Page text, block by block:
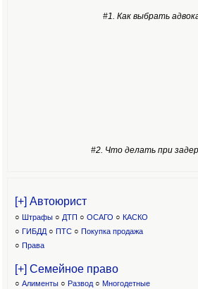
#1. Как выбрать
#2. Что делать при
[+] Автоюрист
○ Штрафы ○ ДТП ○ ОСАГО ○ КАСКО
○ ГИБДД ○ ПТС ○ Покупка продажа
○ Права
[+] Семейное право
○ Алименты ○ Развод ○ Многодетные